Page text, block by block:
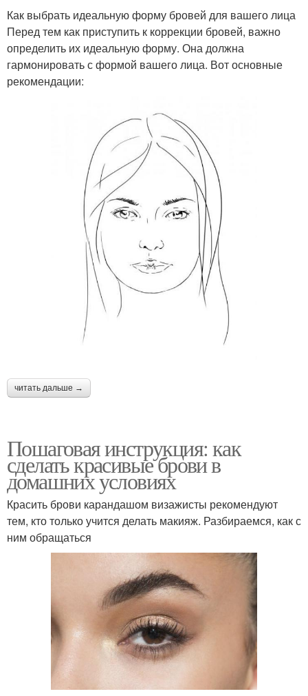
Как выбрать идеальную форму бровей для вашего лица
Перед тем как приступить к коррекции бровей, важно
определить их идеальную форму. Она должна
гармонировать с формой вашего лица. Вот основные
рекомендации:
читать дальше →
Пошаговая инструкция: как
сделать красивые брови в
домашних условиях
Красить брови карандашом визажисты рекомендуют
тем, кто только учится делать макияж. Разбираемся, как с
ним обращаться